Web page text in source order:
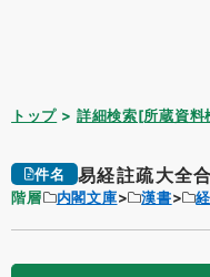
トップ 詳細検索[所蔵資料
件名 易経註疏大全
階層 内閣文庫 漢書